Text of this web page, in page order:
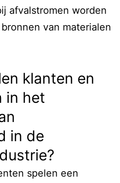
afvalstromen worden
van materialen
klanten en
in het
in de
spelen een